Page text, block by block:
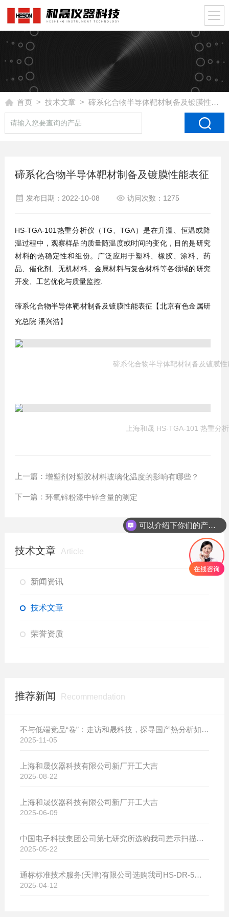
首页 > 技术文章 > 碲系化合物半导体靶材制备及镀膜性能表征
碲系化合物半导体靶材制备及镀膜性能表征
发布日期：2022-10-08 访问次数：1275
HS-TGA-101热重分析仪（TG、TGA）是在升温、恒温或降
温过程中，观察样品的质量随温度或时间的变化，目的是研究
材料的热稳定性和组份。广泛应用于塑料、橡胶、涂料、药
品、催化剂、无机材料、金属材料与复合材料等各领域的研究
开发、工艺优化与质量监控.
碲系化合物半导体靶材制备及镀膜性能表征【北京有色金属研
究总院 潘兴浩】
碲系化合物半导体靶材制备及镀膜
上海和晟 HS-TGA-101 热重分
上一篇： 增塑剂对塑胶材料玻璃化温度的影响有哪些？
下一篇： 环氧锌粉漆中锌含量的测定
技术文章 Article
新闻资讯
技术文章
荣誉资质
推荐新闻 Recommendation
不与低端竞品“卷”：走访和晟科技，探寻国产热分析如何行稳致远
2025-11-05
上海和晟仪器科技有限公司新厂开工大吉
2025-08-22
上海和晟仪器科技有限公司新厂开工大吉
2025-06-09
中国电子科技集团公司第七研究所选购我司差示扫描量热仪
2025-05-22
通标标准技术服务(天津)有限公司选购我司HS-DR-5导热系数测试仪
2025-04-12
可以介绍下你们的产品么？